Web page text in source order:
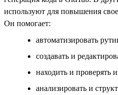
используют для повышения
Он помогает:
автоматизировать
создавать и
находить и проверять
анализировать и